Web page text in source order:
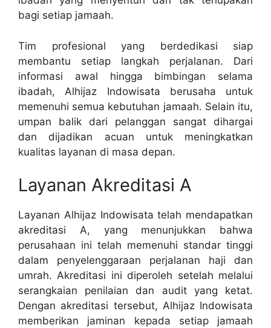
bagi setiap jamaah.
Tim profesional yang berdedikasi siap
membantu setiap langkah perjalanan. Dari
informasi awal hingga bimbingan selama
ibadah, Alhijaz Indowisata berusaha untuk
memenuhi semua kebutuhan jamaah. Selain itu,
umpan balik dari pelanggan sangat dihargai
dan dijadikan acuan untuk meningkatkan
kualitas layanan di masa depan.
Layanan Akreditasi A
Layanan Alhijaz Indowisata telah mendapatkan
akreditasi A, yang menunjukkan bahwa
perusahaan ini telah memenuhi standar tinggi
dalam penyelenggaraan perjalanan haji dan
umrah. Akreditasi ini diperoleh setelah melalui
serangkaian penilaian dan audit yang ketat.
Dengan akreditasi tersebut, Alhijaz Indowisata
memberikan jaminan kepada setiap jamaah